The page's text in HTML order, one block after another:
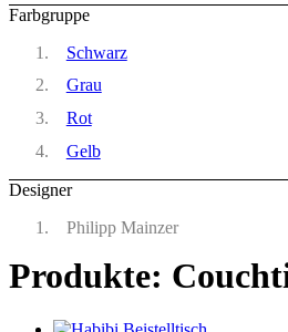
Farbgruppe
Schwarz
Grau
Rot
Gelb
Designer
Philipp Mainzer
Produkte: